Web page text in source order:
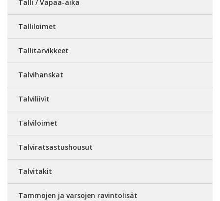
Talli / Vapaa-aika
Talliloimet
Tallitarvikkeet
Talvihanskat
Talviliivit
Talviloimet
Talviratsastushousut
Talvitakit
Tammojen ja varsojen ravintolisät